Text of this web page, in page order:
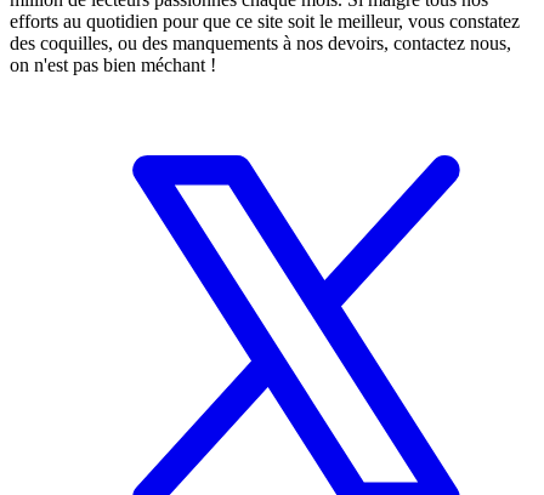
efforts au quotidien pour que ce site soit le meilleur, vous constatez
des coquilles, ou des manquements à nos devoirs, contactez nous,
on n'est pas bien méchant !